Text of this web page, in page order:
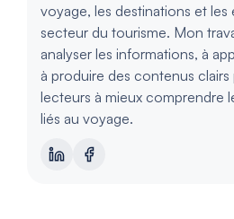
voyage, les destinations et les
secteur du tourisme. Mon
analyser les informations, à
à produire des contenus clairs
lecteurs à mieux comprendre
liés au voyage.